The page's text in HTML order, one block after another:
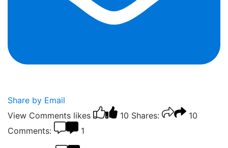
Share by Email
View Comments likes 10 Shares:
10
Comments:
1